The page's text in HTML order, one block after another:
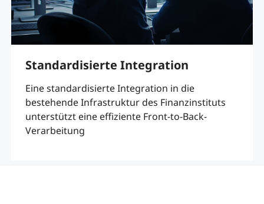
Standardisierte Integration
Eine standardisierte Integration in die
bestehende Infrastruktur des Finanzinstituts
unterstützt eine effiziente Front-to-Back-
Verarbeitung